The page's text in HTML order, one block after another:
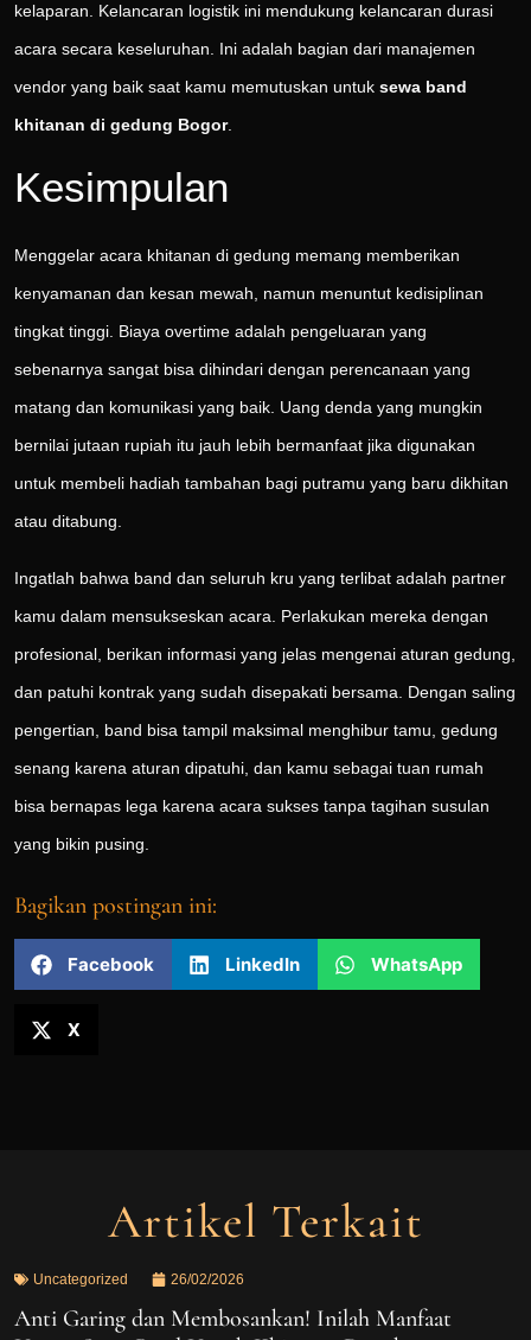
kelaparan. Kelancaran logistik ini mendukung kelancaran durasi
acara secara keseluruhan. Ini adalah bagian dari manajemen
vendor yang baik saat kamu memutuskan untuk sewa band
khitanan di gedung Bogor.
Kesimpulan
Menggelar acara khitanan di gedung memang memberikan
kenyamanan dan kesan mewah, namun menuntut kedisiplinan
tingkat tinggi. Biaya overtime adalah pengeluaran yang
sebenarnya sangat bisa dihindari dengan perencanaan yang
matang dan komunikasi yang baik. Uang denda yang mungkin
bernilai jutaan rupiah itu jauh lebih bermanfaat jika digunakan
untuk membeli hadiah tambahan bagi putramu yang baru dikhitan
atau ditabung.
Ingatlah bahwa band dan seluruh kru yang terlibat adalah partner
kamu dalam mensukseskan acara. Perlakukan mereka dengan
profesional, berikan informasi yang jelas mengenai aturan gedung,
dan patuhi kontrak yang sudah disepakati bersama. Dengan saling
pengertian, band bisa tampil maksimal menghibur tamu, gedung
senang karena aturan dipatuhi, dan kamu sebagai tuan rumah
bisa bernapas lega karena acara sukses tanpa tagihan susulan
yang bikin pusing.
Bagikan postingan ini:
Facebook LinkedIn WhatsApp
X
Artikel Terkait
Uncategorized 26/02/2026
Anti Garing dan Membosankan! Inilah Manfaat